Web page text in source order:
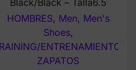
$75.99. $54.99.
Black/Black – Talla6.5
HOMBRES, Men, Men's
Shoes,
ENTRENAMIENTO
ZAPATOS